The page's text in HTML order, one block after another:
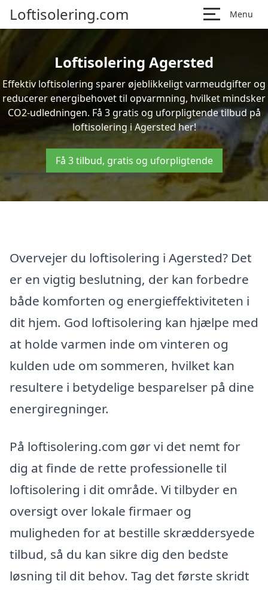
Loftisolering.com Menu
Loftisolering Agersted
Effektiv loftisolering sparer øjeblikkeligt varmeudgifter og
reducerer energibehovet til opvarmning, hvilket mindsker
CO2-udledningen. Få 3 gratis og uforpligtende tilbud på
loftisolering i Agersted her!
Få 3 tilbud, gratis og uforpligtende
Overvejer du loftisolering i Agersted? Det
er en vigtig beslutning, der kan forbedre
både komforten og energieffektiviteten i
dit hjem. God loftisolering kan hjælpe med
at holde varmen inde om vinteren og
kulden ude om sommeren, hvilket kan
resultere i betydelige besparelser på dine
energiregninger.
På loftisolering.com gør vi det nemt for
dig at finde de rette professionelle til
loftisolering i dit område. Vi tilbyder en
oversigt over lokale firmaer og
muligheden for at bestille skræddersyede
tilbud, så du kan sikre dig den bedste
løsning til dit behov. Tag det første skridt